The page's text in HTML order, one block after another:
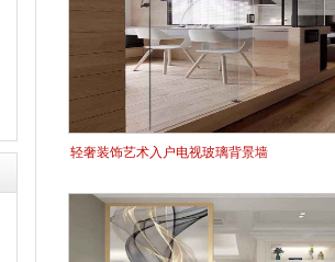
轻奢装饰艺术入户电视玻璃背景墙